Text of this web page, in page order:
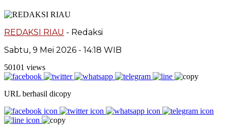
REDAKSI RIAU - Redaksi
Sabtu, 9 Mei 2026 - 14:18 WIB
50101 views
URL berhasil dicopy